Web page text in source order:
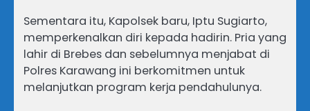
Sementara itu, Kapolsek baru, Iptu Sugiarto,
memperkenalkan diri kepada hadirin. Pria yang
lahir di Brebes dan sebelumnya menjabat di
Polres Karawang ini berkomitmen untuk
melanjutkan program kerja pendahulunya.